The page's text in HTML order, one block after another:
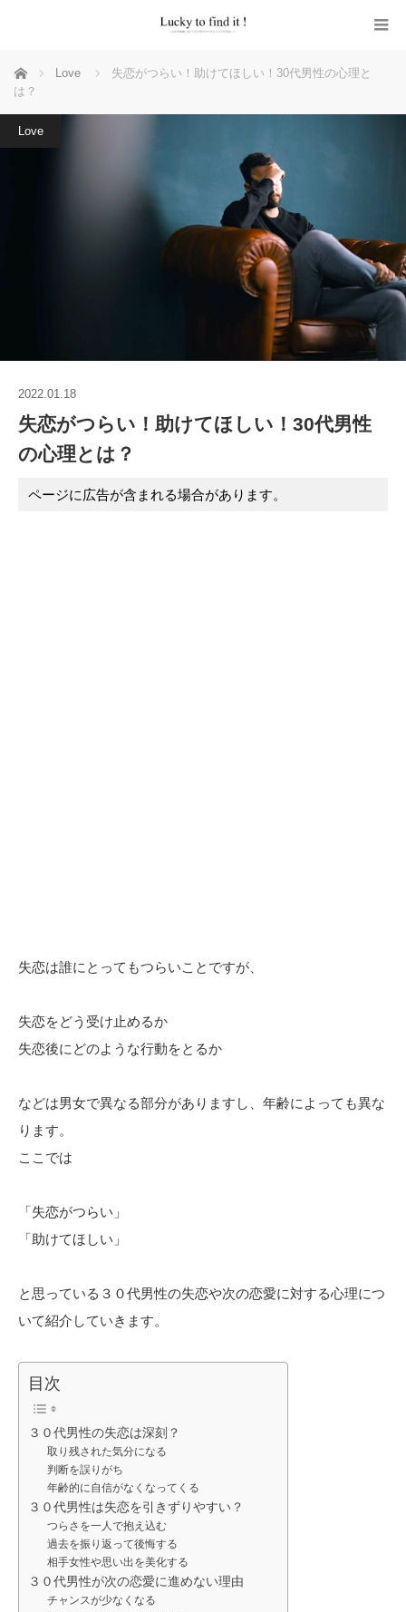
ホーム Love
失恋がつらい！助けてほしい！30代男性の心理と
は？
Love
2022.01.18
失恋がつらい！助けてほしい！30代男性
の心理とは？
ページに広告が含まれる場合があります。
失恋は誰にとってもつらいことですが、
失恋をどう受け止めるか
失恋後にどのような行動をとるか
などは男女で異なる部分がありますし、年齢によっても異な
ります。
ここでは
「失恋がつらい」
「助けてほしい」
と思っている３０代男性の失恋や次の恋愛に対する心理につ
いて紹介していきます。
目次
３０代男性の失恋は深刻？
取り残された気分になる
判断を誤りがち
年齢的に自信がなくなってくる
３０代男性は失恋を引きずりやすい？
つらさを一人で抱え込む
過去を振り返って後悔する
相手女性や思い出を美化する
３０代男性が次の恋愛に進めない理由
チャンスが少なくなる